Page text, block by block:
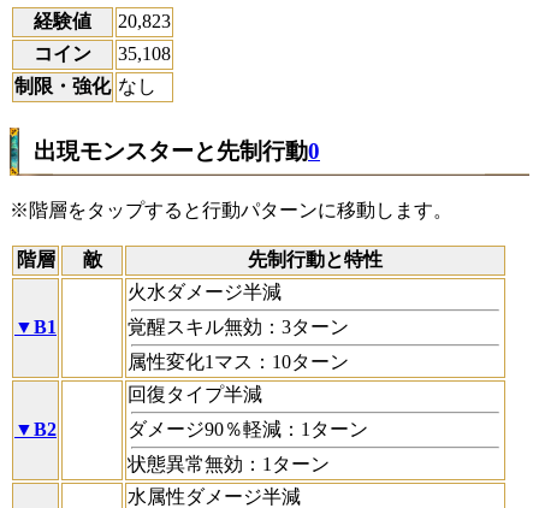
経験値
20,823
コイン
35,108
制限・強化 なし
出現モンスターと先制行動0
※階層をタップすると行動パターンに移動します。
階層 敵 先制行動と特性
▼B1
火水ダメージ半減
覚醒スキル無効：3ターン
属性変化1マス：10ターン
▼B2
回復タイプ半減
ダメージ90％軽減：1ターン
状態異常無効：1ターン
水属性ダメージ半減